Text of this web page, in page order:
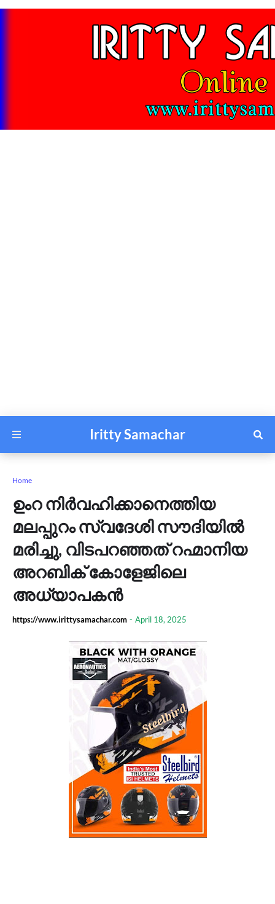
Iritty Samachar
Home
ഉംറ നിർവഹിക്കാനെത്തിയ
മലപ്പുറം സ്വദേശി സൗദിയിൽ
മരിച്ചു, വിടപറഞ്ഞത് റഹ്മാനിയ
അറബിക് കോളേജിലെ
അധ്യാപകൻ
https://www.irittysamachar.com - April 18, 2025